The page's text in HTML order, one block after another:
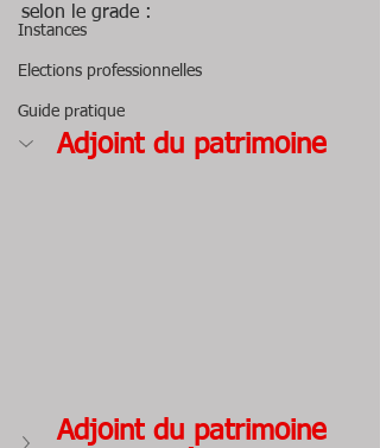
Instances
Elections professionnelles
Guide pratique
selon le grade :
Adjoint du patrimoine
Adjoint du patrimoine